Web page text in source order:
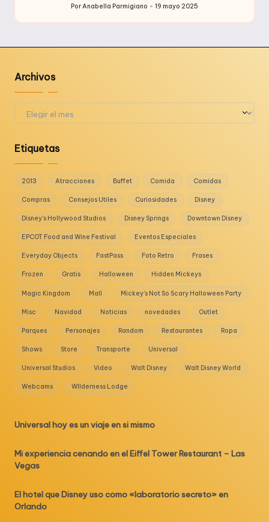
Publicado
por
PorAnabella Parmigiano 19 mayo 2025
Archivos
Etiquetas
2013 Atracciones Buffet Comida Comidas
Compras Consejos Utiles Curiosidades Disney
Disney's Hollywood Studios Disney Springs Downtown Disney
EPCOT Food and Wine Festival Eventos Especiales
Everyday Objects FastPass Foto Retro Frases
Frozen Gratis Halloween Hidden Mickeys
Magic Kingdom Mall Mickey's Not So Scary Halloween Party
Misc Navidad Noticias novedades Outlet
Parques Personajes Random Restaurantes Ropa
Shows Store Transporte Universal
Universal Studios Video Walt Disney Walt Disney World
Webcams WIlderness Lodge
Universal hoy es un viaje en si mismo
Mi experiencia cenando en el Eiffel Tower Restaurant – Las
Vegas
El hotel que Disney uso como «laboratorio secreto» en
Orlando